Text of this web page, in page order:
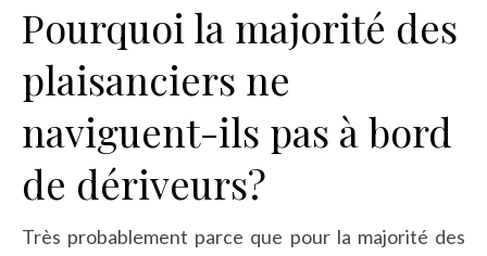
Pourquoi la majorité des
plaisanciers ne
naviguent-ils pas à bord
de dériveurs?
Très probablement parce que pour la majorité des